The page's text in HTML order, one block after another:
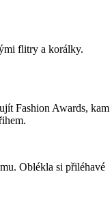
flitry a korálky.
Fashion Awards, kam
Oblékla si přiléhavé